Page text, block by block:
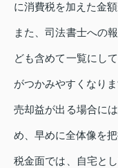
に消費税を加えた金
また、司法書士への
ども含めて一覧にし
がつかみやすくなりま
売却益が出る場合に
め、早めに全体像を
税金面では、自宅と